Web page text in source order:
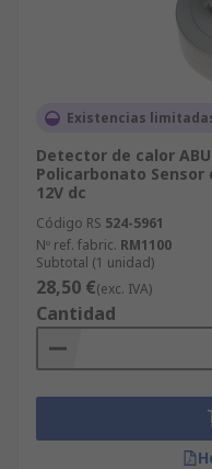
Existencias
Detector de calor
Policarbonato Sensor
12V dc
Código RS 524-5961
Nº ref. fabric. RM1100
Subtotal (1 unidad)
28,50 €(exc. IVA)
Cantidad